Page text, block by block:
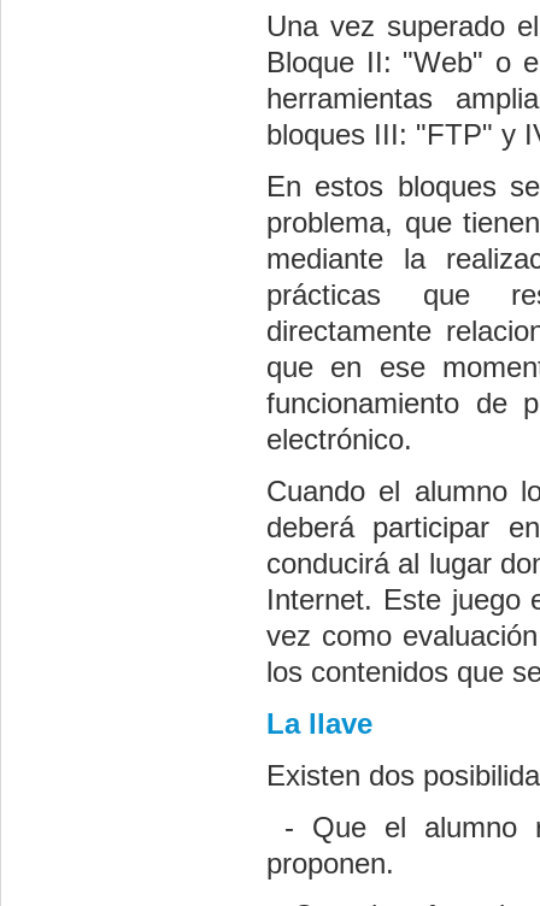
Una vez superado
Bloque II: "Web" o
herramientas
bloques III: "FTP" y
En estos bloques
problema, que
mediante la
prácticas que
directamente
que en ese
funcionamiento de
electrónico.
Cuando el alumno
deberá participar
conducirá al lugar
Internet. Este juego
vez como
los contenidos que
La llave
Existen dos
- Que el alumno
proponen.